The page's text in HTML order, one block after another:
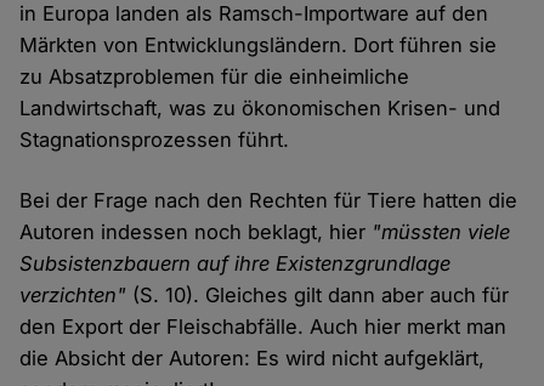
in Europa landen als Ramsch-Importware auf den
Märkten von Entwicklungsländern. Dort führen sie
zu Absatzproblemen für die einheimliche
Landwirtschaft, was zu ökonomischen Krisen- und
Stagnationsprozessen führt.
Bei der Frage nach den Rechten für Tiere hatten die
Autoren indessen noch beklagt, hier "müssten viele
Subsistenzbauern auf ihre Existenzgrundlage
verzichten" (S. 10). Gleiches gilt dann aber auch für
den Export der Fleischabfälle. Auch hier merkt man
die Absicht der Autoren: Es wird nicht aufgeklärt,